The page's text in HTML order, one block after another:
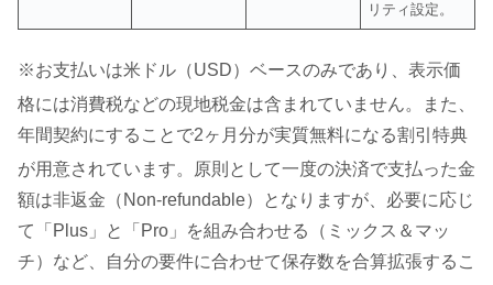
リティ設定。
※お支払いは米ドル（USD）ベースのみであり、表示価
格には消費税などの現地税金は含まれていません。また、
年間契約にすることで2ヶ月分が実質無料になる割引特典
が用意されています。原則として一度の決済で支払った金
額は非返金（Non-refundable）となりますが、必要に応じ
て「Plus」と「Pro」を組み合わせる（ミックス＆マッ
チ）など、自分の要件に合わせて保存数を合算拡張するこ